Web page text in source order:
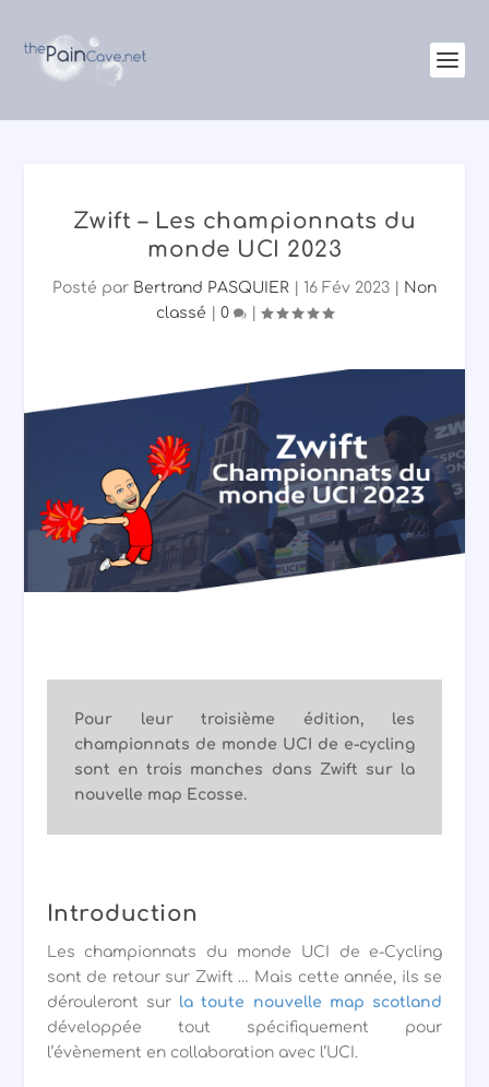
Zwift – Les championnats du
monde UCI 2023
Posté par Bertrand PASQUIER 16 Fév 2023
Non
classé
0
Pour leur troisième édition, les
championnats de monde UCI de e-cycling
sont en trois manches dans Zwift sur la
nouvelle map Ecosse.
Introduction
Les championnats du monde UCI de e-Cycling
sont de retour sur Zwift … Mais cette année, ils se
dérouleront sur la toute nouvelle map scotland
développée tout spécifiquement pour
l’évènement en collaboration avec l’UCI.